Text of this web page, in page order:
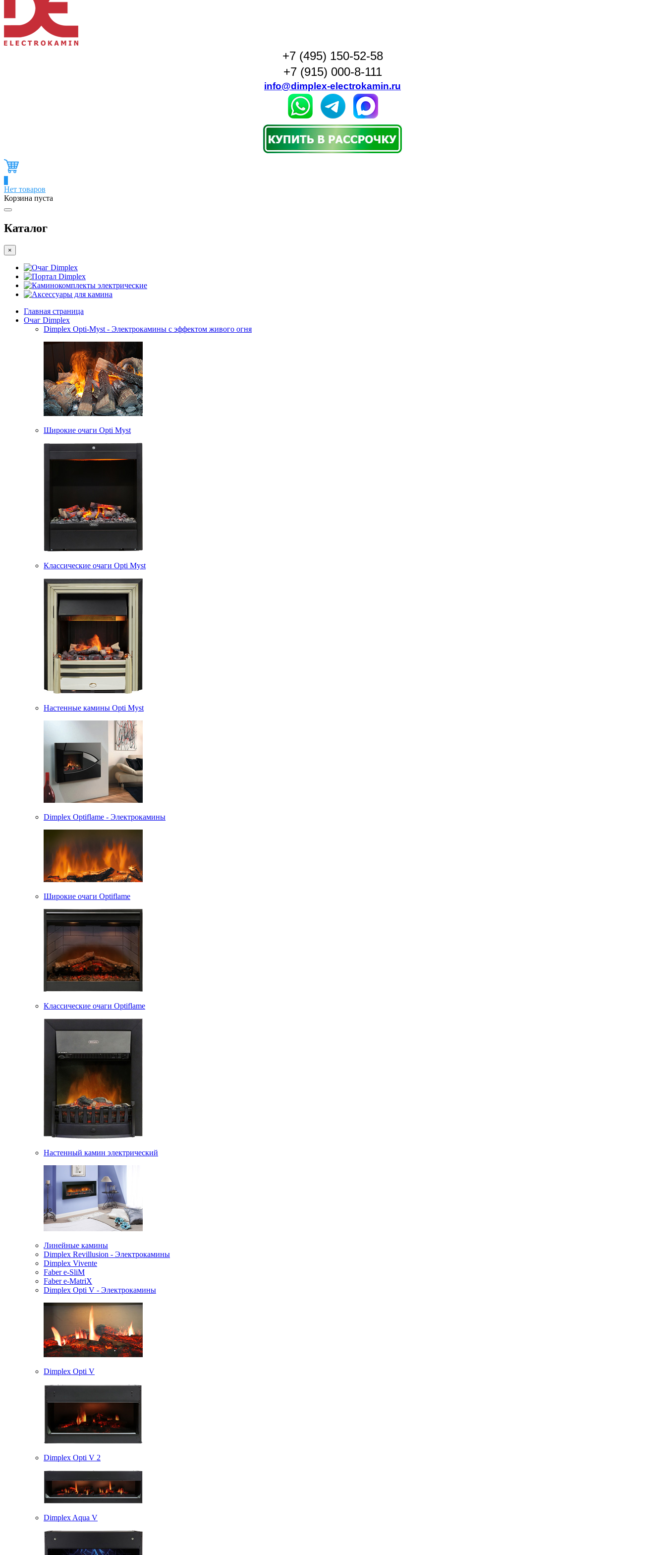
+7 (495) 150-52-58
+7 (915) 000-8-111
info@dimplex-electrokamin.ru
Нет товаров
Корзина пуста
Каталог
×
Очаг Dimplex
Портал Dimplex
Каминокомплекты электрические
Аксессуары для камина
Главная страница
Очаг Dimplex
Dimplex Opti-Myst - Электрокамины с эффектом живого огня
Широкие очаги Opti Myst
Классические очаги Opti Myst
Настенные камины Opti Myst
Dimplex Optiflame - Электрокамины
Широкие очаги Optiflame
Классические очаги Optiflame
Настенный камин электрический
Линейные камины
Dimplex Revillusion - Электрокамины
Dimplex Vivente
Faber e-SliM
Faber e-MatriX
Dimplex Opti V - Электрокамины
Dimplex Opti V
Dimplex Opti V 2
Dimplex Aqua V